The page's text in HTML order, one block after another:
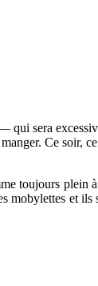
qui sera
Ce soir,
toujours plein
et ils